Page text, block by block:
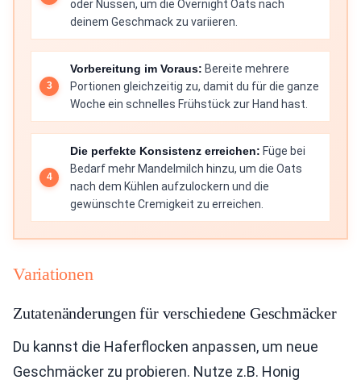
oder Nüssen, um die Overnight Oats nach
deinem Geschmack zu variieren.
Vorbereitung im Voraus: Bereite mehrere
Portionen gleichzeitig zu, damit du für die ganze
Woche ein schnelles Frühstück zur Hand hast.
Die perfekte Konsistenz erreichen: Füge bei
Bedarf mehr Mandelmilch hinzu, um die Oats
nach dem Kühlen aufzulockern und die
gewünschte Cremigkeit zu erreichen.
Variationen
Zutatenänderungen für verschiedene Geschmäcker
Du kannst die Haferflocken anpassen, um neue
Geschmäcker zu probieren. Nutze z.B. Honig